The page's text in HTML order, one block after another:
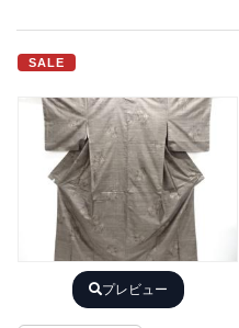
SALE
プレビュー